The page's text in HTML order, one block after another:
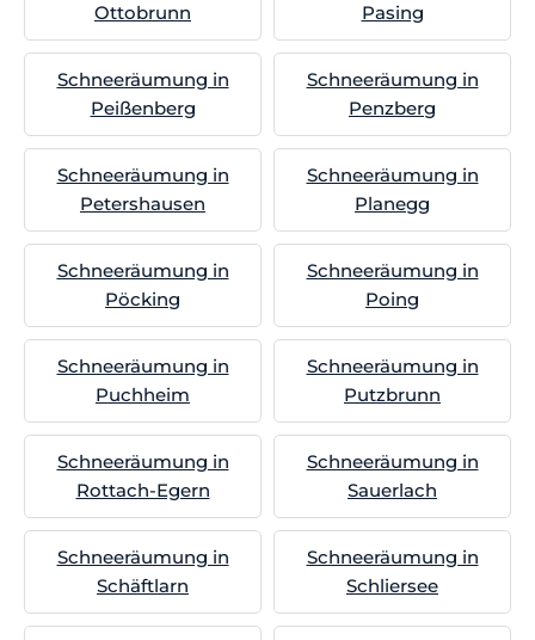
Ottobrunn
Pasing
Schneeräumung in
Peißenberg
Schneeräumung in
Penzberg
Schneeräumung in
Petershausen
Schneeräumung in
Planegg
Schneeräumung in
Pöcking
Schneeräumung in
Poing
Schneeräumung in
Puchheim
Schneeräumung in
Putzbrunn
Schneeräumung in
Rottach-Egern
Schneeräumung in
Sauerlach
Schneeräumung in
Schäftlarn
Schneeräumung in
Schliersee